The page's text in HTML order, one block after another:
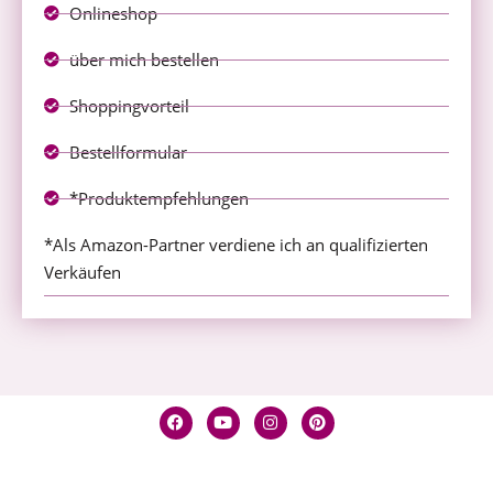
Onlineshop
über mich bestellen
Shoppingvorteil
Bestellformular
*Produktempfehlungen
*Als Amazon-Partner verdiene ich an qualifizierten
Verkäufen